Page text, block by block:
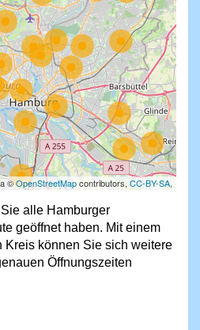
©OpenStreetMapcontributors, CC-BY-SA,
alle Hamburger
geöffnet haben. Mit einem
Kreis können Sie sich weitere
Öffnungszeiten